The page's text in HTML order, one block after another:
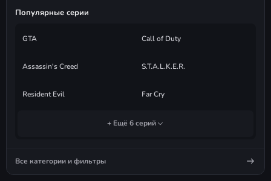
Популярные серии
GTA Call of Duty
Assassin's Creed S.T.A.L.K.E.R.
Resident Evil Far Cry
+ Ещё 6 серий
Все категории и фильтры